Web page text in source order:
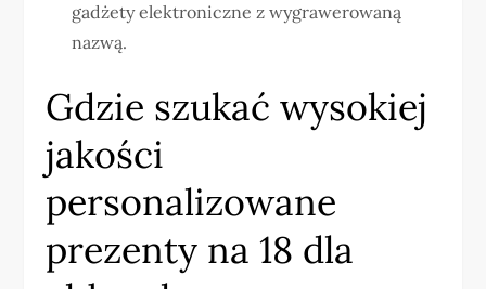
gadżety elektroniczne z wygrawerowaną
nazwą.
Gdzie szukać wysokiej
jakości
personalizowane
prezenty na 18 dla